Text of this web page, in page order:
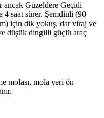
ancak Güzeldere Geçidi
saat sürer. Şemdinli (90
için dik yokuş, dar viraj ve
düşük dingilli güçlü araç
molası, mola yeri ön